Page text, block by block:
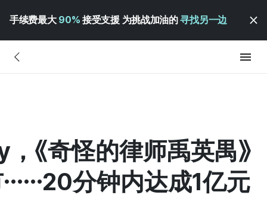
手续费最大 90% 接受支援 为挑战加油的寻找另一边
《奇怪的律师禹英禺》
分钟内达成1亿元